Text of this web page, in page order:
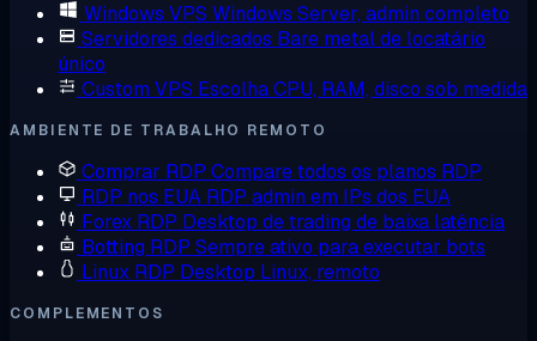
Windows VPS Windows Server, admin completo
Servidores dedicados Bare metal de locatário
único
Custom VPS Escolha CPU, RAM, disco sob medida
AMBIENTE DE TRABALHO REMOTO
Comprar RDP Compare todos os planos RDP
RDP nos EUA RDP admin em IPs dos EUA
Forex RDP Desktop de trading de baixa latência
Botting RDP Sempre ativo para executar bots
Linux RDP Desktop Linux, remoto
COMPLEMENTOS